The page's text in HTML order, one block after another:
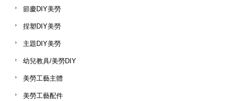
節慶DIY美勞
捏塑DIY美勞
主題DIY美勞
幼兒教具/美勞DIY
美勞工藝主體
美勞工藝配件